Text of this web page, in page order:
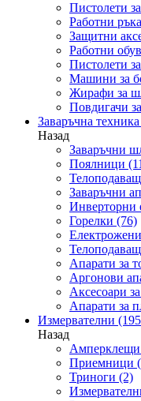
Пистолети
Работни
Защитни
Работни
Пистолети
Машини за
Жирафи за
Повдигачи
Заваръчна техника
Назад
Заваръчни
Поялници
Заваръчни
Инверторни
Горелки (76)
Електрожени
Апарати за
Аргонови
Аксесоари
Апарати за
Измервателни
Назад
Амперклещи
Приемници
Триноги (2)